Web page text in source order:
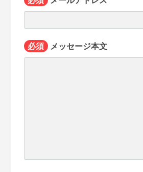
必須 メッセージ本文